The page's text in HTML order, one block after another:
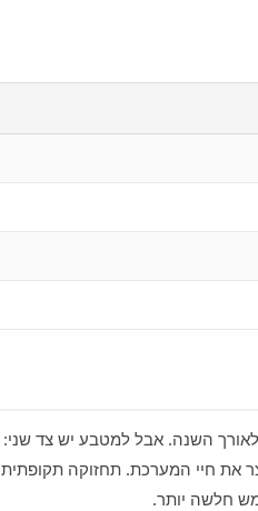
השנה. אבל למטבע יש צד שני:
את חיי המערכת. תחזוקה תקופתית
חלשה יותר.